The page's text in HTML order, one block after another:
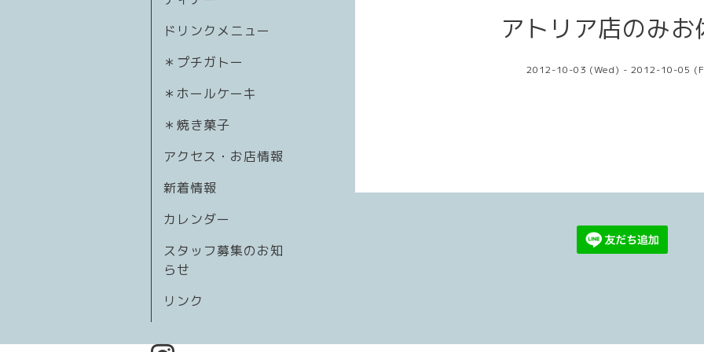
ドリンクメニュー
＊プチガトー
＊ホールケーキ
＊焼き菓子
アクセス・お店情報
新着情報
カレンダー
スタッフ募集のお知
らせ
リンク
アトリア店のみお
2012-10-03 (Wed) - 2012-10-05